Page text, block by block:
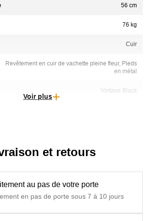
56 cm
76 kg
Cuir
Revêtement en cuir de vachette pleine fleur, Pieds
en métal
Vintage Black
Amovible, Rembourrage en mousse polyuréthane
Non déhoussable
Voir plus
et retours
au pas de votre porte
en pas de porte sous 7 à 10 jours